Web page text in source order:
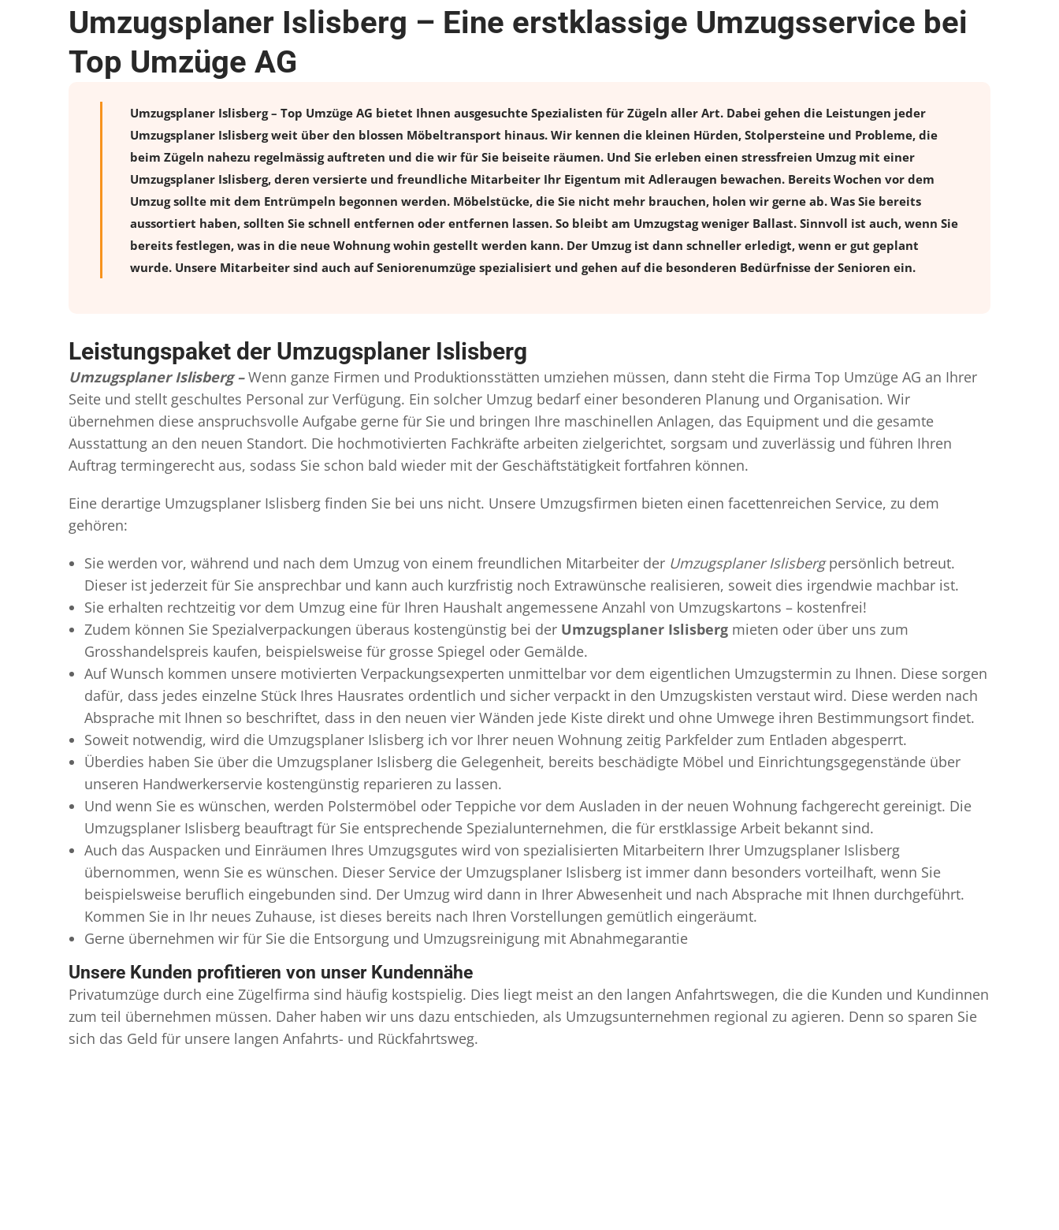
Umzugsplaner Islisberg – Eine erstklassige Umzugsservice bei
Top Umzüge AG
Umzugsplaner Islisberg – Top Umzüge AG bietet Ihnen ausgesuchte Spezialisten für Zügeln aller Art. Dabei gehen die Leistungen jeder
Umzugsplaner Islisberg weit über den blossen Möbeltransport hinaus. Wir kennen die kleinen Hürden, Stolpersteine und Probleme, die
beim Zügeln nahezu regelmässig auftreten und die wir für Sie beiseite räumen. Und Sie erleben einen stressfreien Umzugmit einer
Umzugsplaner Islisberg, deren versierte und freundliche Mitarbeiter Ihr Eigentum mit Adleraugen bewachen. Bereits Wochen vor dem
Umzug sollte mit dem Entrümpeln begonnen werden. Möbelstücke, die Sie nicht mehr brauchen, holen wir gerne ab. Was Sie bereits
aussortiert haben, sollten Sie schnell entfernen oder entfernen lassen. So bleibt am Umzugstag weniger Ballast. Sinnvoll ist auch, wenn Sie
bereits festlegen, was in die neue Wohnung wohin gestellt werden kann. Der Umzug ist dann schneller erledigt, wenn er gut geplant
wurde. Unsere Mitarbeiter sind auch auf Seniorenumzüge spezialisiert und gehen auf die besonderen Bedürfnisse der Senioren ein.
Leistungspaket der Umzugsplaner Islisberg
Umzugsplaner Islisberg – Wenn ganze Firmen und Produktionsstätten umziehen müssen, dann steht die Firma Top Umzüge AG an Ihrer
Seite und stellt geschultes Personal zur Verfügung. Ein solcher Umzug bedarf einer besonderen Planung und Organisation. Wir
übernehmen diese anspruchsvolle Aufgabe gerne für Sie und bringen Ihre maschinellen Anlagen, das Equipment und die gesamte
Ausstattung an den neuen Standort. Die hochmotivierten Fachkräfte arbeiten zielgerichtet, sorgsam und zuverlässig und führen Ihren
Auftrag termingerecht aus, sodass Sie schon bald wieder mit der Geschäftstätigkeit fortfahren können.
Eine derartige Umzugsplaner Islisberg finden Sie bei uns nicht. Unsere Umzugsfirmen bieten einen facettenreichen Service, zu dem
gehören:
Sie werden vor, während und nach dem Umzug von einem freundlichen Mitarbeiter der Umzugsplaner Islisbergpersönlich betreut.
Dieser ist jederzeit für Sie ansprechbar und kann auch kurzfristig noch Extrawünsche realisieren, soweit dies irgendwie machbar ist.
Sie erhalten rechtzeitig vor dem Umzug eine für Ihren Haushalt angemessene Anzahl von Umzugskartons – kostenfrei!
Zudem können Sie Spezialverpackungen überaus kostengünstig bei der Umzugsplaner Islisberg mieten oder über uns zum
Grosshandelspreis kaufen, beispielsweise für grosse Spiegel oder Gemälde.
Auf Wunsch kommen unsere motivierten Verpackungsexperten unmittelbar vor dem eigentlichen Umzugstermin zu Ihnen. Diese sorgen
dafür, dass jedes einzelne Stück Ihres Hausrates ordentlich und sicher verpackt in den Umzugskisten verstaut wird. Diese werden nach
Absprache mit Ihnen so beschriftet, dass in den neuen vier Wänden jede Kiste direkt und ohne Umwege ihren Bestimmungsort findet.
Soweit notwendig, wird die Umzugsplaner Islisberg ich vor Ihrer neuen Wohnung zeitig Parkfelder zum Entladen abgesperrt.
Überdies haben Sie über die Umzugsplaner Islisberg die Gelegenheit, bereits beschädigte Möbel und Einrichtungsgegenstände über
unseren Handwerkerservie kostengünstig reparieren zu lassen.
Und wenn Sie es wünschen, werden Polstermöbel oder Teppiche vor dem Ausladen in der neuen Wohnung fachgerecht gereinigt. Die
Umzugsplaner Islisberg beauftragt für Sie entsprechende Spezialunternehmen, die für erstklassige Arbeit bekannt sind.
Auch das Auspacken und Einräumen Ihres Umzugsgutes wird von spezialisierten Mitarbeitern Ihrer Umzugsplaner Islisberg
übernommen, wenn Sie es wünschen. Dieser Service der Umzugsplaner Islisberg ist immer dann besonders vorteilhaft, wenn Sie
beispielsweise beruflich eingebunden sind. Der Umzug wird dann in Ihrer Abwesenheit und nach Absprache mit Ihnen durchgeführt.
Kommen Sie in Ihr neues Zuhause, ist dieses bereits nach Ihren Vorstellungen gemütlich eingeräumt.
Gerne übernehmen wir für Sie die Entsorgung und Umzugsreinigung mit Abnahmegarantie
Unsere Kunden profitieren von unser Kundennähe
Privatumzüge durch eine Zügelfirma sind häufig kostspielig. Dies liegt meist an den langen Anfahrtswegen, die die Kunden und Kundinnen
zum teil übernehmen müssen. Daher haben wir uns dazu entschieden, als Umzugsunternehmen regional zu agieren. Denn so sparen Sie
sich das Geld für unsere langen Anfahrts- und Rückfahrtsweg.